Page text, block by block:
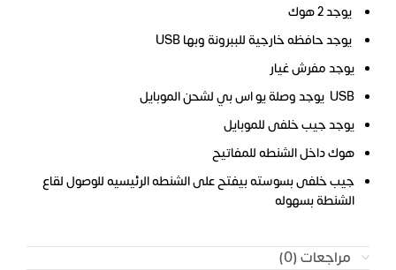
يوجد 2 هوك
يوجد حافظه خارجية للببرونة وبها USB
يوجد مفرش غيار
USB يوجد وصلة يو اس بي لشحن الموبايل
يوجد جيب خلفى للموبايل
هوك داخل الشنطه للمفاتيح
جيب خلفى بسوسته بيفتح على الشنطه الرئيسيه للوصول لقاع
الشنطة بسهوله
مراجعات (0)